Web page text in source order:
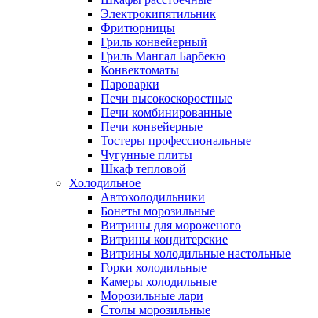
Электрокипятильник
Фритюрницы
Гриль конвейерный
Гриль Мангал Барбекю
Конвектоматы
Пароварки
Печи высокоскоростные
Печи комбинированные
Печи конвейерные
Тостеры профессиональные
Чугунные плиты
Шкаф тепловой
Холодильное
Автохолодильники
Бонеты морозильные
Витрины для мороженого
Витрины кондитерские
Витрины холодильные настольные
Горки холодильные
Камеры холодильные
Морозильные лари
Столы морозильные